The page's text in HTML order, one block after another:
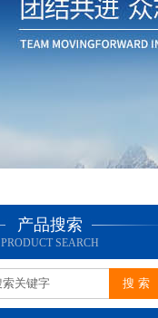
产品搜索
PRODUCT SEARCH